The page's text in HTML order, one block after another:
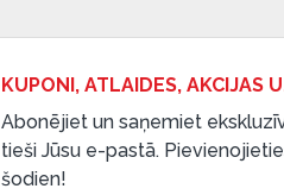
KUPONI, ATLAIDES, AKCIJAS
Abonējiet un saņemiet
tieši Jūsu e-pastā.
šodien!